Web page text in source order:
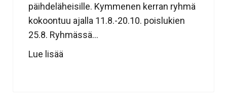
päihdeläheisille. Kymmenen kerran ryhmä
kokoontuu ajalla 11.8.-20.10. poislukien
25.8. Ryhmässä...
Lue lisää